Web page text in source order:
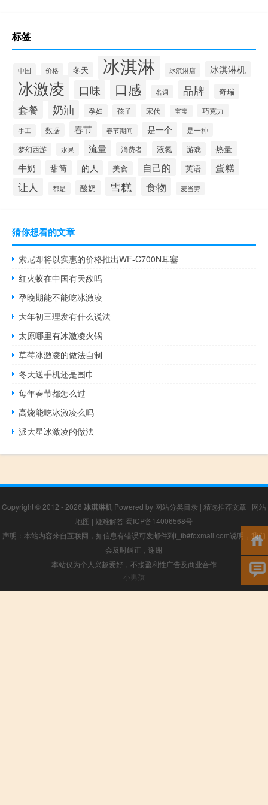
标签
中国 价格 冬天 冰淇淋 冰淇淋店 冰淇淋机
冰激凌 口味 口感 名词 品牌 奇瑞
套餐 奶油 孕妇 孩子 宋代 宝宝 巧克力
手工 数据 春节 春节期间 是一个 是一种
梦幻西游 水果 流量 消费者 液氮 游戏 热量
牛奶 甜筒 的人 美食 自己的 英语 蛋糕
让人 都是 酸奶 雪糕 食物 麦当劳
猜你想看的文章
索尼即将以实惠的价格推出WF-C700N耳塞
红火蚁在中国有天敌吗
孕晚期能不能吃冰激凌
大年初三理发有什么说法
太原哪里有冰激凌火锅
草莓冰激凌的做法自制
冬天送手机还是围巾
每年春节都怎么过
高烧能吃冰激凌么吗
派大星冰激凌的做法
Copyright © 2012 - 2026 冰淇淋机 Powered by 网站分类目录 | 精选推荐文章 | 网站
地图 | 疑难解答 蜀ICP备14006568号
声明：本站内容来自互联网，如信息有错误可发邮件到f_fb#foxmail.com说明，我们
会及时纠正，谢谢
本站仅为个人兴趣爱好，不接盈利性广告及商业合作
小男孩